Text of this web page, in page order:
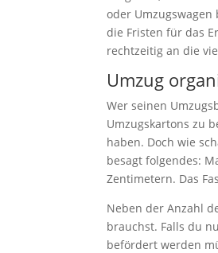
oder
die Fristen für das
rechtzeitig an die
Umzug
Wer seinen
Umzugskartons zu
haben. Doch wie
besagt folgendes:
Zentimetern. Das
Neben der Anzahl
brauchst. Falls du
befördert werden